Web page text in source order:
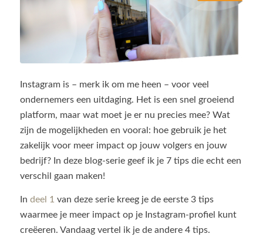
Instagram is – merk ik om me heen – voor veel
ondernemers een uitdaging. Het is een snel groeiend
platform, maar wat moet je er nu precies mee? Wat
zijn de mogelijkheden en vooral: hoe gebruik je het
zakelijk voor meer impact op jouw volgers en jouw
bedrijf? In deze blog-serie geef ik je 7 tips die echt een
verschil gaan maken!
In deel 1 van deze serie kreeg je de eerste 3 tips
waarmee je meer impact op je Instagram-profiel kunt
creëeren. Vandaag vertel ik je de andere 4 tips.